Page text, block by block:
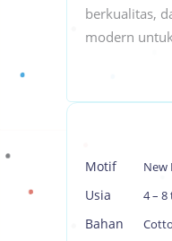
berkualitas,
modern
Motif New
Usia 4 –
Bahan